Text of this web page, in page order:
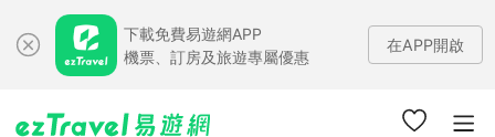
下載免費易遊網APP
機票、訂房及旅遊專屬優惠
在APP開啟